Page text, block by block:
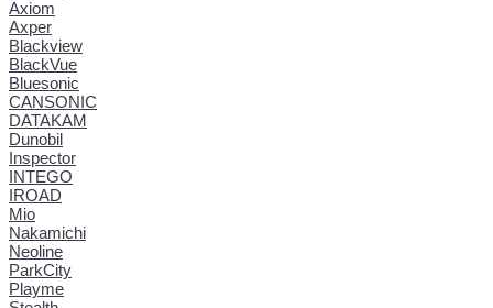
Axiom
Axper
Blackview
BlackVue
Bluesonic
CANSONIC
DATAKAM
Dunobil
Inspector
INTEGO
IROAD
Mio
Nakamichi
Neoline
ParkCity
Playme